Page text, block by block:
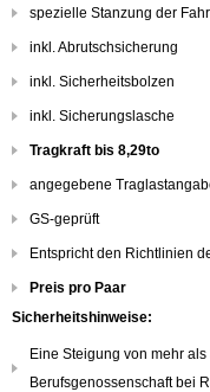
spezielle Stanzung der
inkl. Abrutschsicherung
inkl. Sicherheitsbolzen
inkl. Sicherungslasche
Tragkraft bis 8,29to
angegebene
GS-geprüft
Entspricht den Richtlinien
Preis pro Paar
Sicherheitshinweise:
Eine Steigung von mehr
Berufsgenossenschaft bei